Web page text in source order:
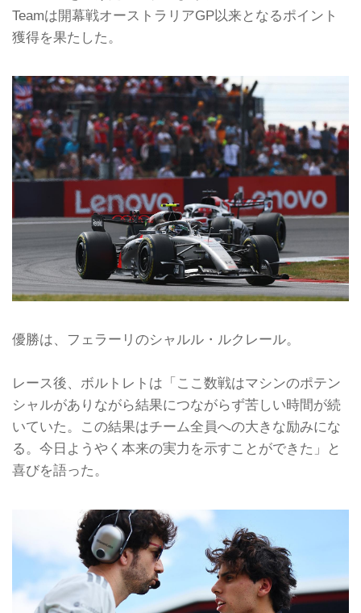
Teamは開幕戦オーストラリアGP以来となるポイント
獲得を果たした。
優勝は、フェラーリのシャルル・ルクレール。
レース後、ボルトレトは「ここ数戦はマシンのポテン
シャルがありながら結果につながらず苦しい時間が続
いていた。この結果はチーム全員への大きな励みにな
る。今日ようやく本来の実力を示すことができた」と
喜びを語った。